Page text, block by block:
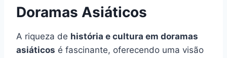
Doramas Asiáticos
A riqueza de história e cultura em doramas
asiáticos é fascinante, oferecendo uma visão